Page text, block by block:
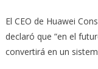
El CEO de Huawei
declaró que “en el
convertirá en un